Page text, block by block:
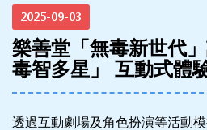
2025-09-03
樂善堂「無毒新世代
毒智多星」 互動式體
透過互動劇場及角色扮演等活動